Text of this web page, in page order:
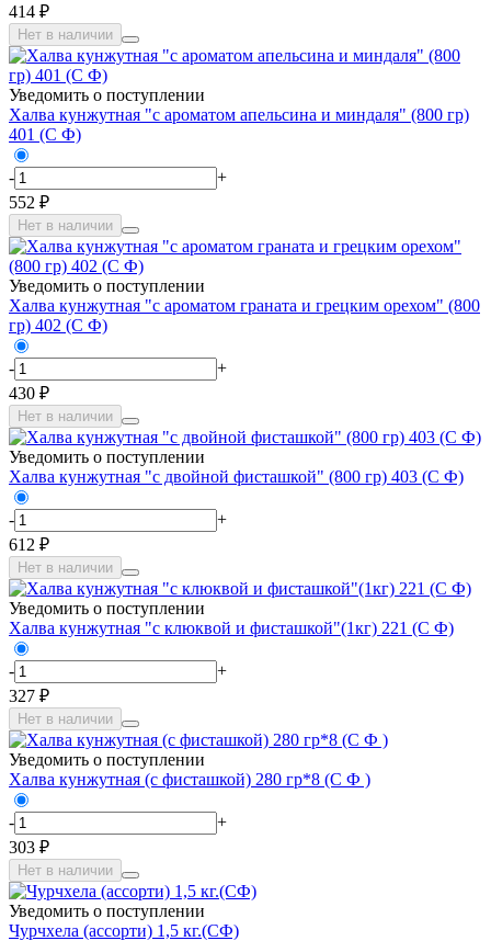
414 ₽
Нет в наличии
Уведомить о поступлении
Халва кунжутная "с ароматом апельсина и миндаля" (800 гр)
401 (С Ф)
-
+
552 ₽
Нет в наличии
Уведомить о поступлении
Халва кунжутная "с ароматом граната и грецким орехом" (800
гр) 402 (С Ф)
-
+
430 ₽
Нет в наличии
Уведомить о поступлении
Халва кунжутная "с двойной фисташкой" (800 гр) 403 (С Ф)
-
+
612 ₽
Нет в наличии
Уведомить о поступлении
Халва кунжутная "с клюквой и фисташкой"(1кг) 221 (С Ф)
-
+
327 ₽
Нет в наличии
Уведомить о поступлении
Халва кунжутная (с фисташкой) 280 гр*8 (С Ф )
-
+
303 ₽
Нет в наличии
Уведомить о поступлении
Чурчхела (ассорти) 1,5 кг.(СФ)